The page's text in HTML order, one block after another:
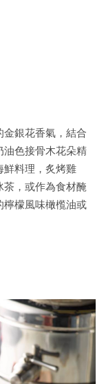
銀花香氣，結合
油色接骨木花朵精
鮮料理，炙烤雞
茶，或作為食材醃
檸檬風味橄㰖油或